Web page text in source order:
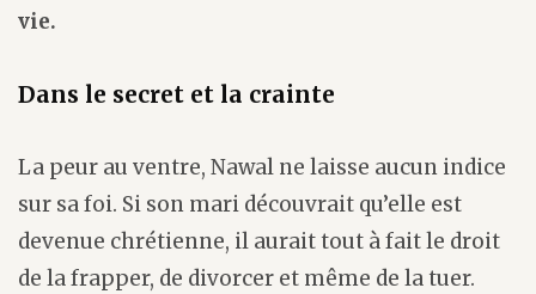
vie.
Dans le secret et la crainte
La peur au ventre, Nawal ne laisse aucun indice
sur sa foi. Si son mari découvrait qu’elle est
devenue chrétienne, il aurait tout à fait le droit
de la frapper, de divorcer et même de la tuer.